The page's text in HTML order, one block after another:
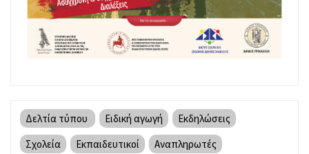
Δελτία τύπου Ειδική αγωγή
Εκδηλώσεις
Σχολεία
Εκπαιδευτικοί
Αναπληρωτές